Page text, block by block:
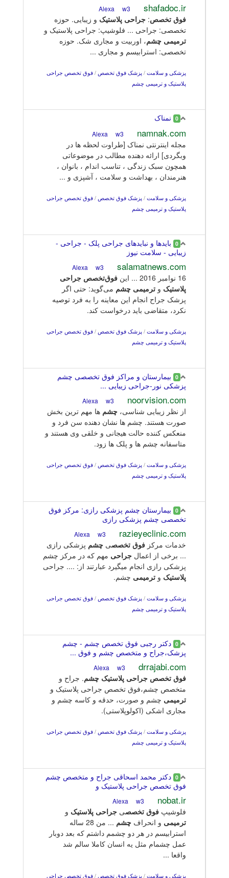
shafadoc.ir
w3
فوق تخصص: جراحی پلاستیک و زیبایی. حوزه
تخصصی: جراحی ... فلوشیپ: جراحی پلاستیک و
ترمیمی چشم، اوربیت و مجاری شک. حوزه
تخصصی: استرابیسم و مجاری ...
پزشکی و سلامت / پزشک فوق تخصص / فوق تخصص جراحی
پلاستیک و ترمیمی چشم
0 نمناک
namnak.com
w3
مجله اینترنتی نمناک [طراوت لحظه ها در
وبگردی] ارائه دهنده مطالب در موضوعاتی
همچون سبک زندگی ، تناسب اندام ، بانوان ،
هنرمندان ، بهداشت و سلامت ، آشپزی و ...
پزشکی و سلامت / پزشک فوق تخصص / فوق تخصص جراحی
پلاستیک و ترمیمی چشم
0 بایدها و نبایدهای جراحی پلک - جراحی -
زیبایی - سلامت نیوز
salamatnews.com
w3
16 نوامبر 2016 ... این فوقتخصص جراحی
پلاستیک و ترمیمی چشم می‌گوید: حتی اگر
پزشک جراح انجام این معاینه را به فرد توصیه
نکرد، متقاضی باید درخواست کند.
پزشکی و سلامت / پزشک فوق تخصص / فوق تخصص جراحی
پلاستیک و ترمیمی چشم
0 بیمارستان و مراکز فوق تخصصی چشم
پزشکی نور-جراحی زیبایی ...
noorvision.com
w3
از نظر زیبایی شناسی، چشم ها مهم ترین بخش
صورت هستند. چشم ها نشان دهنده سن فرد و
منعکس کننده حالت هیجانی و خلقی وی هستند و
متاسفانه چشم ها و پلک ها زود.
پزشکی و سلامت / پزشک فوق تخصص / فوق تخصص جراحی
پلاستیک و ترمیمی چشم
0 بیمارستان چشم پزشکی رازی: مرکز فوق
تخصصی چشم پزشکی رازی
razieyeclinic.com
w3
خدمات مرکز فوق تخصصی چشم پزشکی رازی
... برخی از اعمال جراحی مهم که در مرکز چشم
پزشکی رازی انجام میگیرد عبارتند از: .... جراحی
پلاستیک و ترمیمی چشم.
پزشکی و سلامت / پزشک فوق تخصص / فوق تخصص جراحی
پلاستیک و ترمیمی چشم
0 دکتر رجبی فوق تخصص چشم - چشم
پزشک،جراح و متخصص چشم و فوق ...
drrajabi.com
w3
فوق تخصص جراحی پلاستیک چشم. جراح و
متخصص چشم،فوق تخصص جراحی پلاستیک و
ترمیمی چشم و صورت، حدقه و کاسه چشم و
مجاری اشکی (اکولوپلاستی).
پزشکی و سلامت / پزشک فوق تخصص / فوق تخصص جراحی
پلاستیک و ترمیمی چشم
0 دکتر محمد اسحاقی جراح و متخصص چشم
فوق تخصص جراحی پلاستیک و
nobat.ir
w3
فلوشیپ فوق تخصصی جراحی پلاستیک و
ترمیمی و انحراف چشم
... من 28 ساله
استرابیسم در هر دو چشمم داشتم که بعد دوبار
عمل چشمام مثل یه انسان کاملا سالم شد
واقعا ...
پزشکی و سلامت / پزشک فوق تخصص / فوق تخصص جراحی